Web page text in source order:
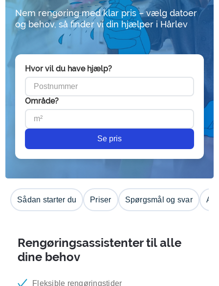
Nem rengøring med klar pris – vælg datoer
og behov, så finder vi din hjælper i Hårlev
Hvor vil du have hjælp?
Område?
Se pris
Sådan starter du Priser Spørgsmål og svar
Rengøringsassistenter til alle
dine behov
Fleksible rengøringstider